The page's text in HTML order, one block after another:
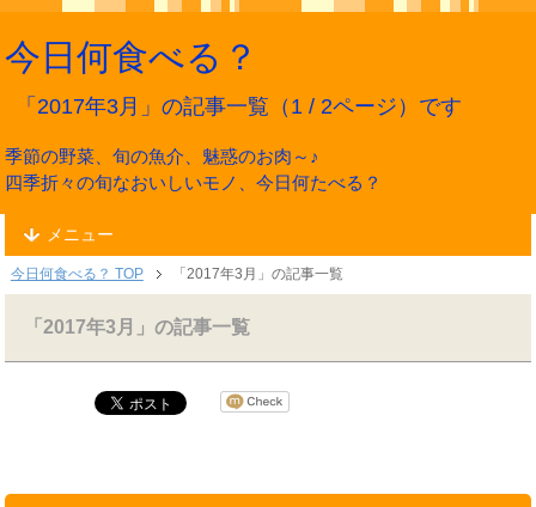
今日何食べる？
「2017年3月」の記事一覧（1 / 2ページ）です
季節の野菜、旬の魚介、魅惑のお肉～♪
四季折々の旬なおいしいモノ、今日何たべる？
メニュー
今日何食べる？ TOP 「2017年3月」の記事一覧
「2017年3月」の記事一覧